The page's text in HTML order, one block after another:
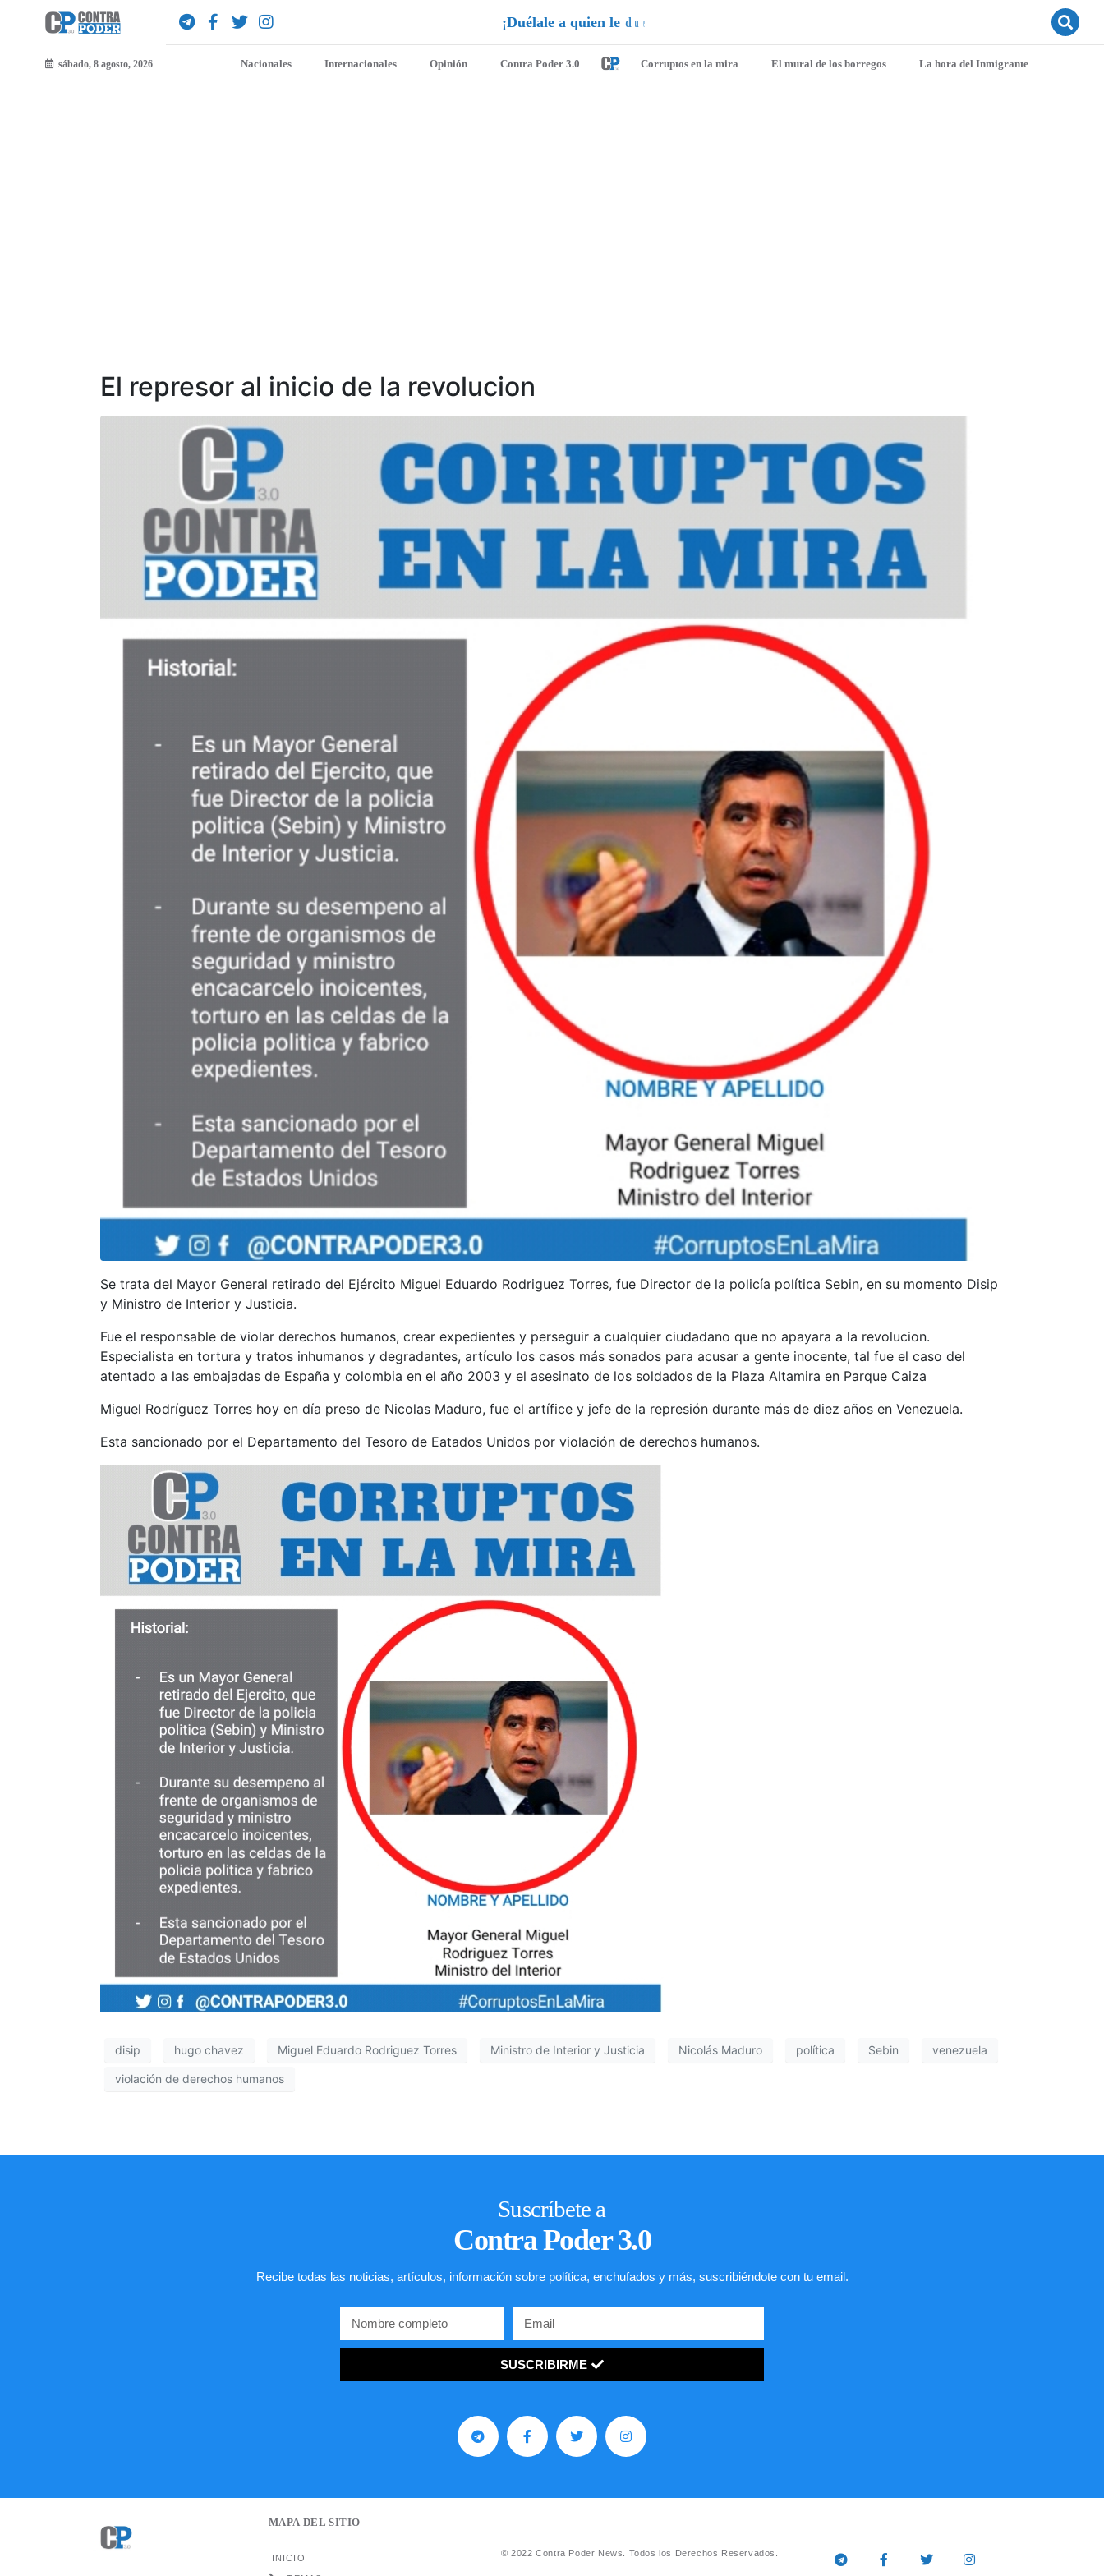
¡Duélale a quien le d u e
sábado, 8 agosto, 2026 Nacionales Internacionales Opinión Contra Poder 3.0 Corruptos en la mira El mural de los borregos La hora del Inmigrante
El represor al inicio de la revolucion
Se trata del Mayor General retirado del Ejército Miguel Eduardo Rodriguez Torres, fue Director de la policía política Sebin, en su momento Disip
y Ministro de Interior y Justicia.
Fue el responsable de violar derechos humanos, crear expedientes y perseguir a cualquier ciudadano que no apayara a la revolucion.
Especialista en tortura y tratos inhumanos y degradantes, artículo los casos más sonados para acusar a gente inocente, tal fue el caso del
atentado a las embajadas de España y colombia en el año 2003 y el asesinato de los soldados de la Plaza Altamira en Parque Caiza
Miguel Rodríguez Torres hoy en día preso de Nicolas Maduro, fue el artífice y jefe de la represión durante más de diez años en Venezuela.
Esta sancionado por el Departamento del Tesoro de Eatados Unidos por violación de derechos humanos.
disip hugo chavez Miguel Eduardo Rodriguez Torres Ministro de Interior y Justicia Nicolás Maduro política Sebin venezuela
violación de derechos humanos
Suscríbete a
Contra Poder 3.0
Recibe todas las noticias, artículos, información sobre política, enchufados y más, suscribiéndote con tu email.
SUSCRIBIRME
MAPA DEL SITIO
INICIO © 2022 Contra Poder News. Todos los Derechos Reservados.